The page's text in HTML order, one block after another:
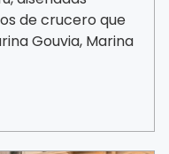
de crucero que
Gouvia, Marina